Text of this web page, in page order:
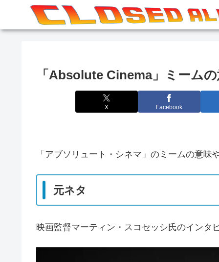
「Absolute Cinema」ミーム
X Facebook
「アブソリュート・シネマ」のミームの意味
元ネタ
映画監督マーティン・スコセッシ氏のインタ